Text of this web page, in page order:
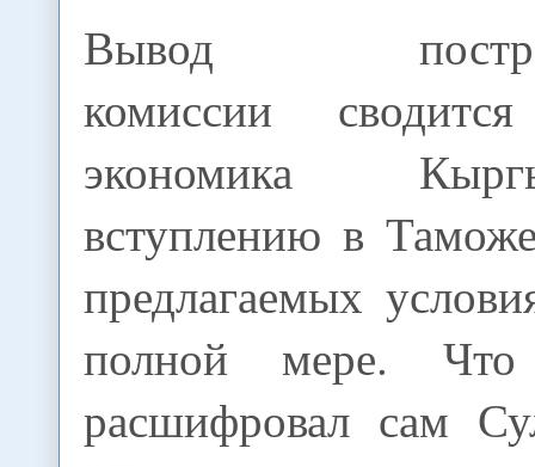
Вывод
комиссии
экономика
вступлению в
предлагаемых
полной мере. Что
расшифровал сам